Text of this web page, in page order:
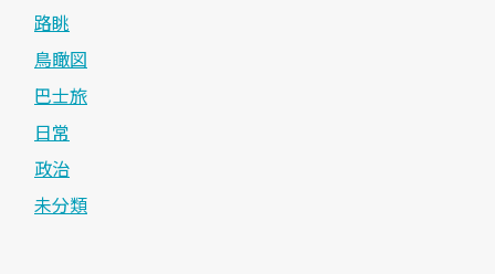
路眺
鳥瞰図
巴士旅
日常
政治
未分類